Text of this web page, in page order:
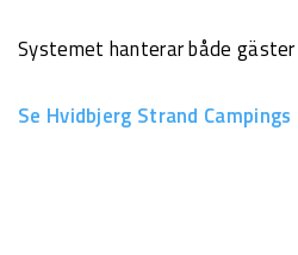
Systemet hanterar både
Se Hvidbjerg Strand